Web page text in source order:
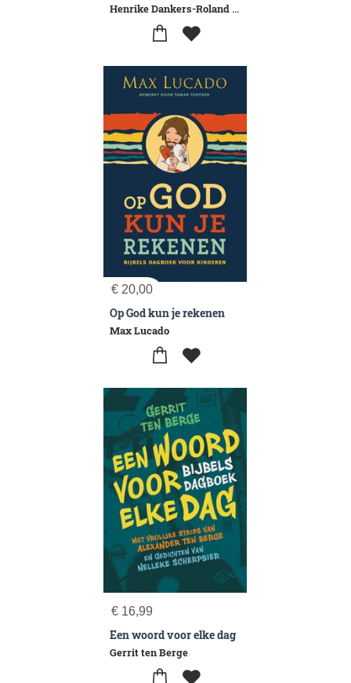
Henrike Dankers-Roland Kalkman-Hans Mijnders-Bert Wiersema
€ 20,00
Op God kun je rekenen
Max Lucado
€ 16,99
Een woord voor elke dag
Gerrit ten Berge